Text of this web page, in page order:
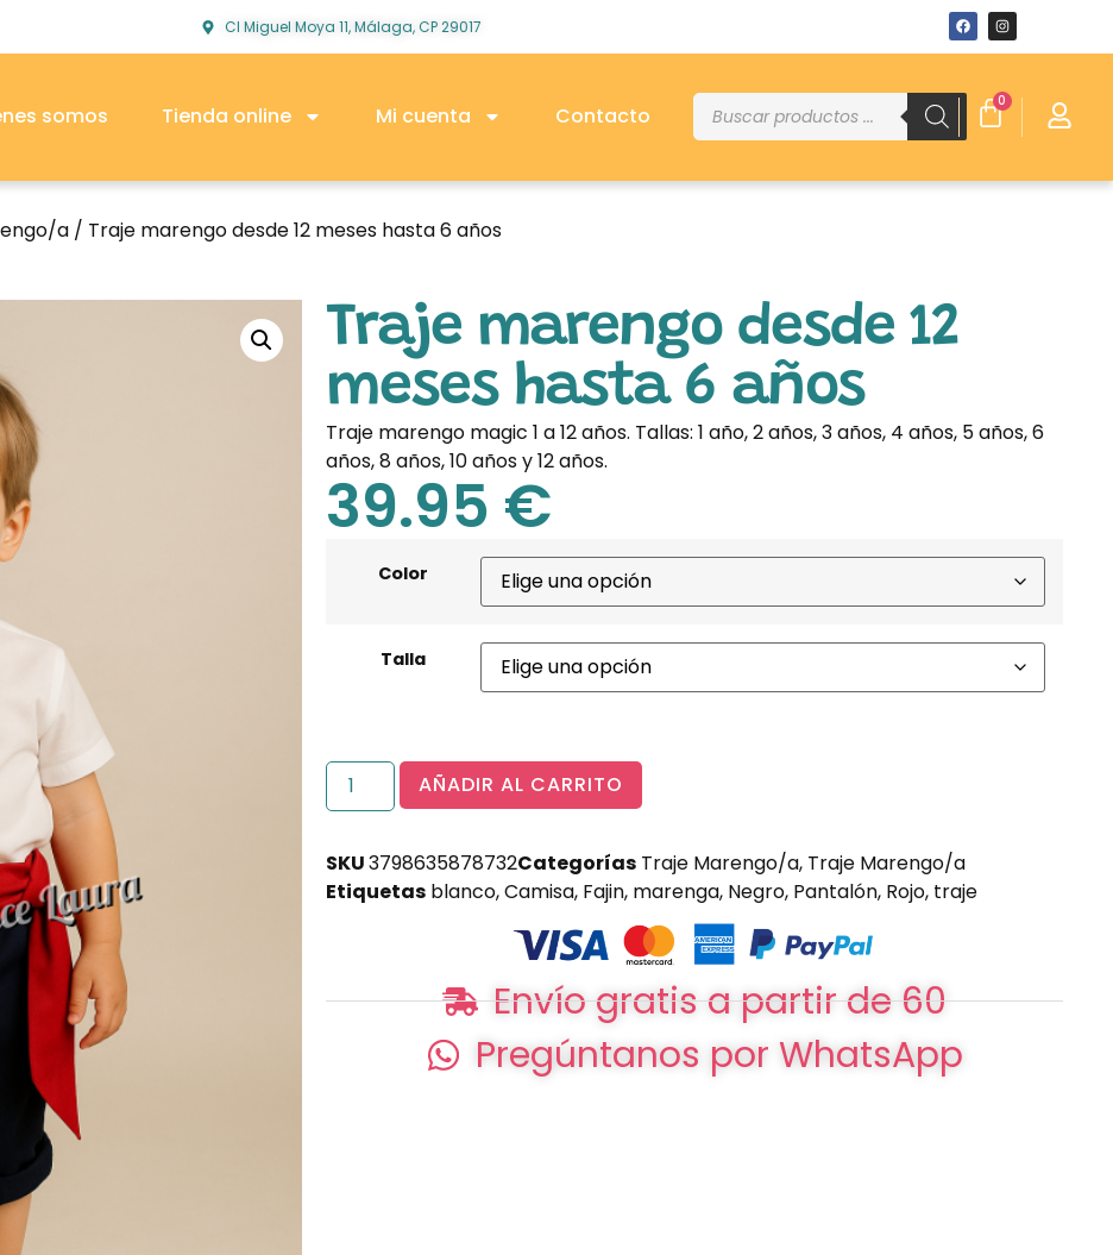
Cl Miguel Moya 11, Málaga, CP 29017
somos Tienda online Mi cuenta Contacto
0
a / Traje marengo desde 12 meses hasta 6 años
Traje marengo desde 12
meses hasta 6 años
Traje marengo magic 1 a 12 años. Tallas: 1 año, 2 años, 3 años, 4 años, 5 años, 6
años, 8 años, 10 años y 12 años.
39.95 €
Color
Talla
AÑADIR AL CARRITO
SKU3798635878732Categorías Traje Marengo/a, Traje Marengo/a
Etiquetas blanco,Camisa, Fajin, marenga, Negro, Pantalón, Rojo, traje
Envío gratis a partir de 60
Pregúntanos por WhatsApp